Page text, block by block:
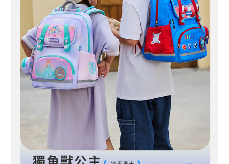
BUY NOW